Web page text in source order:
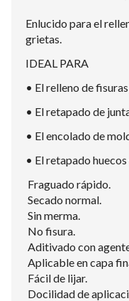
Enlucido para el
grietas.
IDEAL PARA
• El relleno de
• El retapado de
• El encolado de
• El retapado
Fraguado rápido.
Secado normal.
Sin merma.
No fisura.
Aditivado con
Aplicable en capa
Fácil de lijar.
Docilidad de